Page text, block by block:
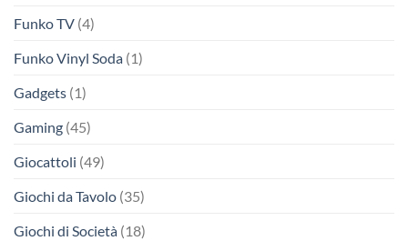
Funko TV (4)
Funko Vinyl Soda (1)
Gadgets (1)
Gaming (45)
Giocattoli (49)
Giochi da Tavolo (35)
Giochi di Società (18)